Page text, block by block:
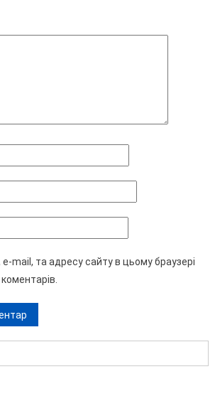
mail, та адресу сайту в цьому браузері